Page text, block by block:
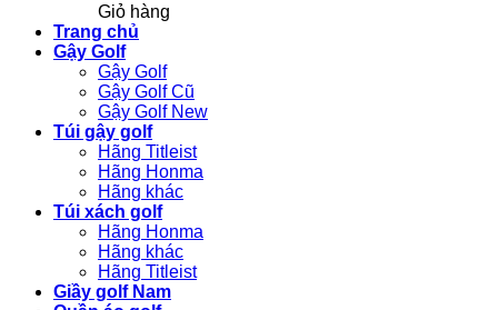
Giỏ hàng
Trang chủ
Gậy Golf
Gậy Golf
Gậy Golf Cũ
Gậy Golf New
Túi gậy golf
Hãng Titleist
Hãng Honma
Hãng khác
Túi xách golf
Hãng Honma
Hãng khác
Hãng Titleist
Giầy golf Nam